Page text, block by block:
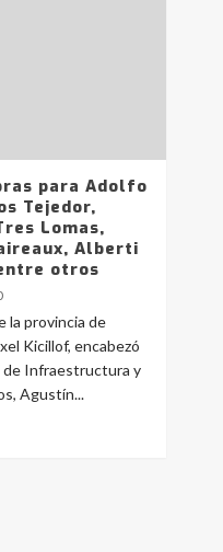
para Adolfo
Tejedor,
Lomas,
Alberti
otros
la provincia de
Kicillof, encabezó
Infraestructura y
Agustín...